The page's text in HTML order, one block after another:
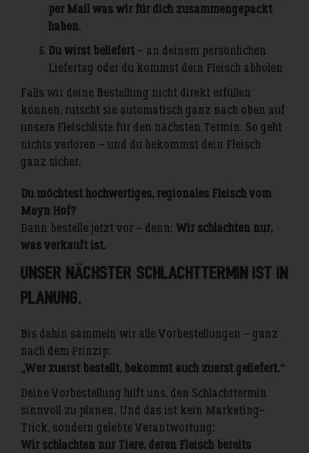
per Mail was wir für dich zusammengepackt
haben.
Du wirst beliefert– an deinem persönlichen
Liefertag oder du kommst dein Fleisch abholen
Falls wir deine Bestellung nicht direkt erfüllen
können, rutscht sie automatisch ganz nach oben auf
unsere Fleischliste für den nächsten Termin. So geht
nichts verloren – und du bekommst dein Fleisch
ganz sicher.
Du möchtest hochwertiges, regionales Fleisch vom
Meyn Hof?
Dann bestelle jetzt vor – denn: Wir schlachten nur,
was verkauft ist.
Unser nächster Schlachttermin ist in
Planung.
Bis dahin sammeln wir alle Vorbestellungen – ganz
nach dem Prinzip:
„Wer zuerst bestellt, bekommt auch zuerst geliefert.“
Deine Vorbestellung hilft uns, den Schlachttermin
sinnvoll zu planen. Und das ist kein Marketing-
Trick, sondern gelebte Verantwortung:
Wir schlachten nur Tiere, deren Fleisch bereits